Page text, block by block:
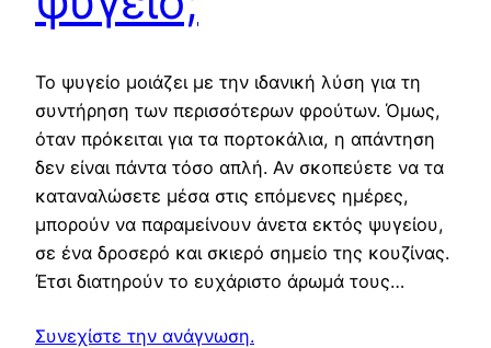
Το ψυγείο μοιάζει με την ιδανική λύση για τη
συντήρηση των περισσότερων φρούτων. Όμως,
όταν πρόκειται για τα πορτοκάλια, η απάντηση
δεν είναι πάντα τόσο απλή. Αν σκοπεύετε να τα
καταναλώσετε μέσα στις επόμενες ημέρες,
μπορούν να παραμείνουν άνετα εκτός ψυγείου,
σε ένα δροσερό και σκιερό σημείο της κουζίνας.
Έτσι διατηρούν το ευχάριστο άρωμά τους…
Συνεχίστε την ανάγνωση.